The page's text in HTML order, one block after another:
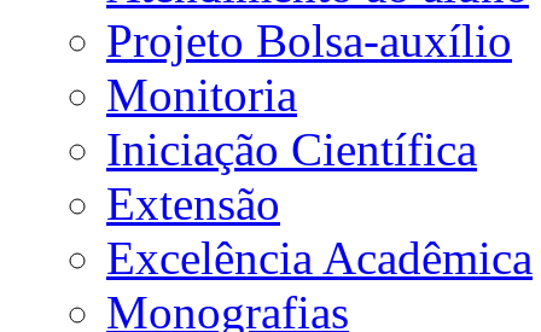
Projeto Bolsa-auxílio
Monitoria
Iniciação Científica
Extensão
Excelência Acadêmica
Monografias